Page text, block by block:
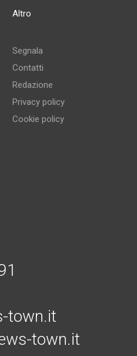
Altro
Segnala
Contatti
Redazione
Privacy policy
Cookie policy
town.it
town.it